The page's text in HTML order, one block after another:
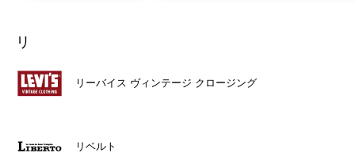
リ
リーバイス ヴィンテージ クロージング
リベルト